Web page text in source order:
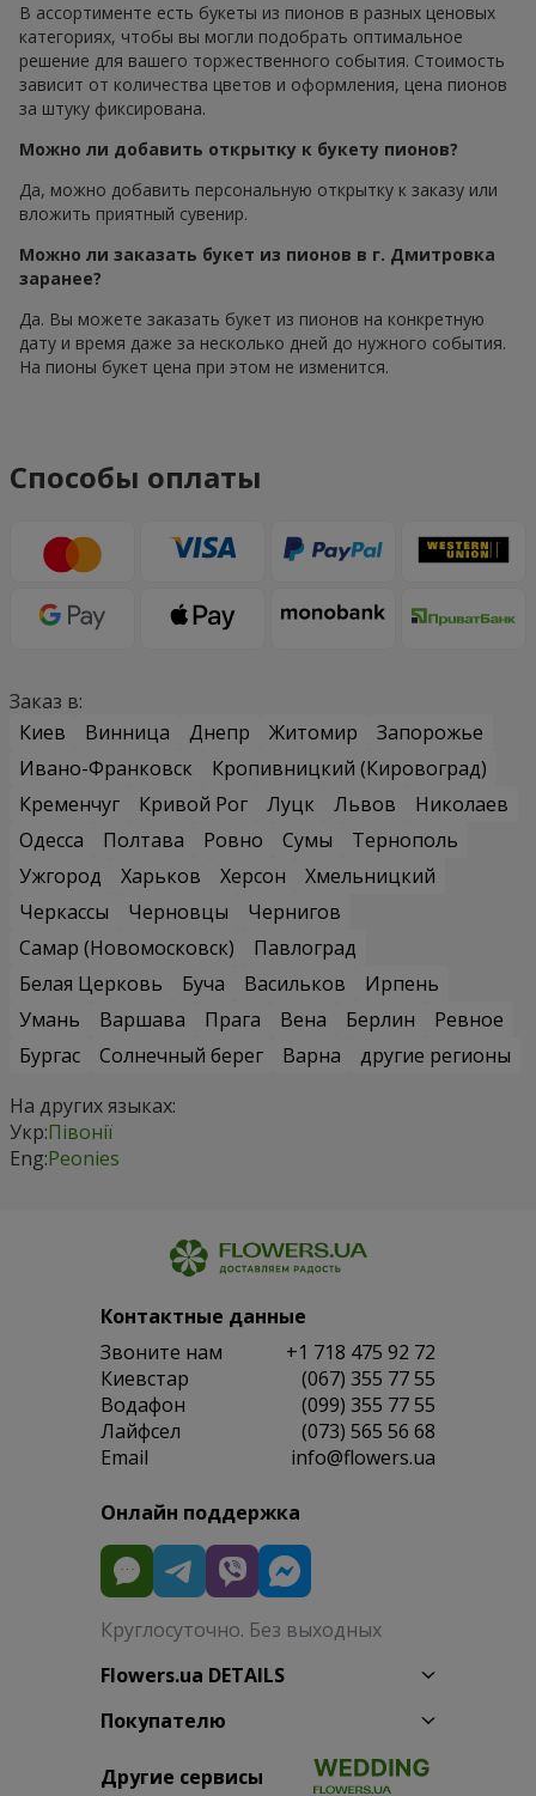
В ассортименте есть букеты из пионов в разных ценовых
категориях, чтобы вы могли подобрать оптимальное
решение для вашего торжественного события. Стоимость
зависит от количества цветов и оформления, цена пионов
за штуку фиксирована.
Можно ли добавить открытку к букету пионов?
Да, можно добавить персональную открытку к заказу или
вложить приятный сувенир.
Можно ли заказать букет из пионов в г. Дмитровка
заранее?
Да. Вы можете заказать букет из пионов на конкретную
дату и время даже за несколько дней до нужного события.
На пионы букет цена при этом не изменится.
Способы оплаты
Заказ в:
Киев
Винница Днепр Житомир
Запорожье
Ивано-Франковск
Кропивницкий (Кировоград)
Кременчуг
Кривой Рог Луцк Львов
Николаев
Одесса
Полтава Ровно Сумы
Тернополь
Ужгород
Харьков Херсон
Хмельницкий
Черкассы
Черновцы
Чернигов
Самар (Новомосковск)
Павлоград
Белая Церковь
Буча Васильков
Ирпень
Умань
Варшава Прага Вена Берлин
Ревное
Бургас
Солнечный берег Варна
другие регионы
На других языках:
Укр:Півонії
Eng:Peonies
Контактные данные
Звоните нам
+1 718 475 92 72
Киевстар
(067) 355 77 55
Водафон
(099) 355 77 55
Лайфсел
(073) 565 56 68
Email
info@flowers.ua
Онлайн поддержка
Круглосуточно. Без выходных
Flowers.ua DETAILS
Покупателю
Другие сервисы